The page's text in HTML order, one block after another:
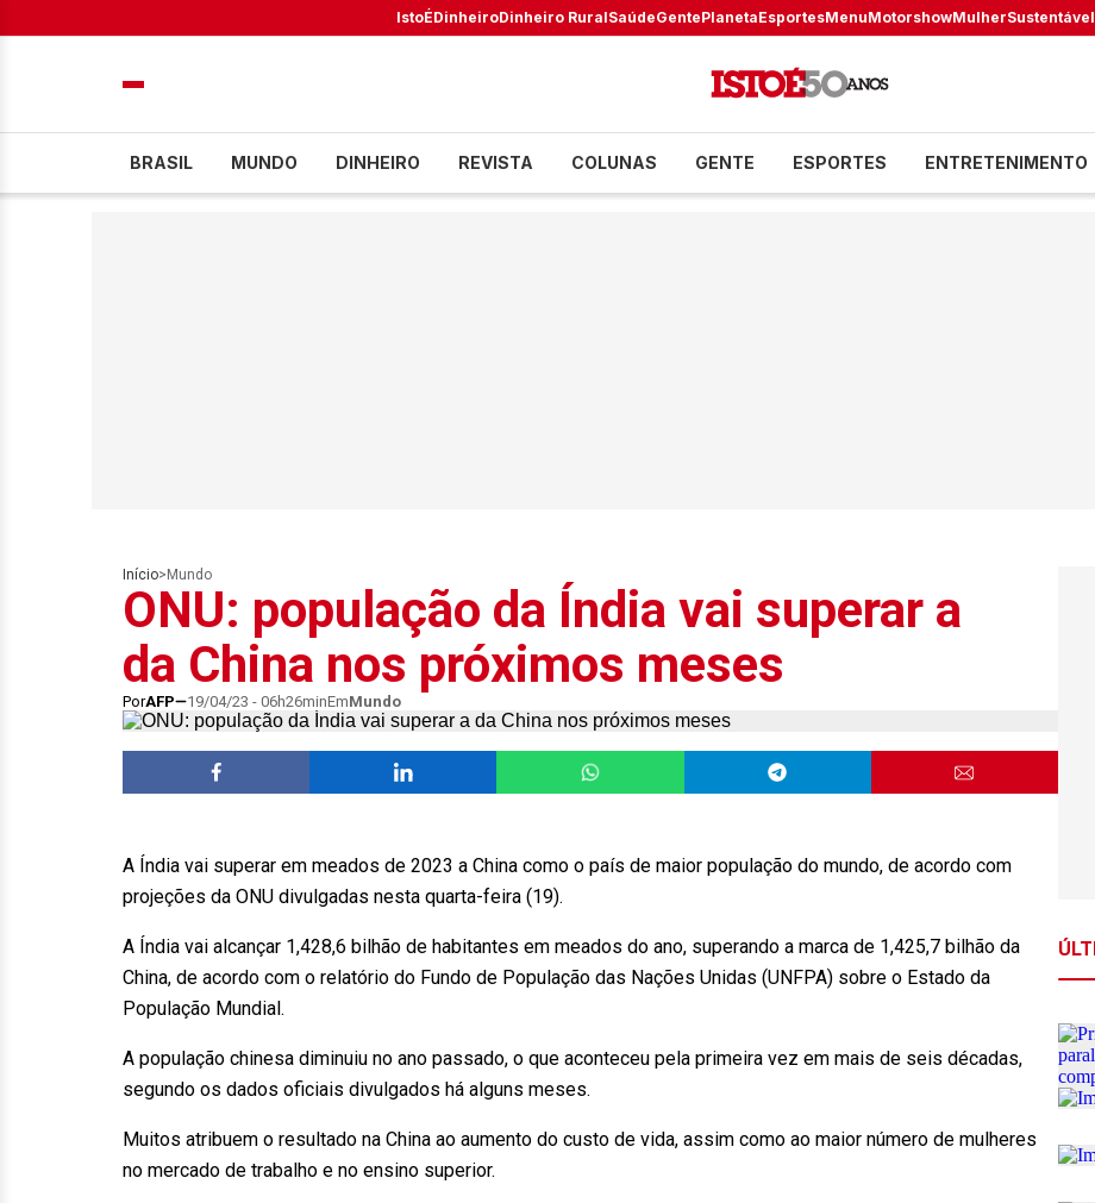
IstoÉDinheiroDinheiro RuralSaúdeGentePlanetaEsportesMenuMotorshowMulherSustentável
BRASIL MUNDO DINHEIRO REVISTA COLUNAS GENTE ESPORTES ENTRETENIMENTO
Início> Mundo
ONU: população da Índia vai superar a
da China nos próximos meses
PorAFP 19/04/23 - 06h26minEmMundo
A Índia vai superar em meados de 2023 a China como o país de maior população do mundo, de acordo com
projeções da ONU divulgadas nesta quarta-feira (19).
A Índia vai alcançar 1,428,6 bilhão de habitantes em meados do ano, superando a marca de 1,425,7 bilhão da
China, de acordo com o relatório do Fundo de População das Nações Unidas (UNFPA) sobre o Estado da
População Mundial.
A população chinesa diminuiu no ano passado, o que aconteceu pela primeira vez em mais de seis décadas,
segundo os dados oficiais divulgados há alguns meses.
Muitos atribuem o resultado na China ao aumento do custo de vida, assim como ao maior número de mulheres
no mercado de trabalho e no ensino superior.